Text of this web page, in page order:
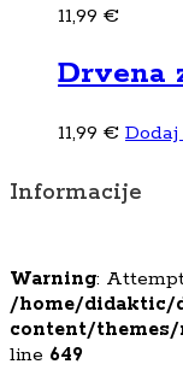
11,99 €
Drvena
11,99 €
Informacije
Warning:
/home/didaktic/
content/
line 649